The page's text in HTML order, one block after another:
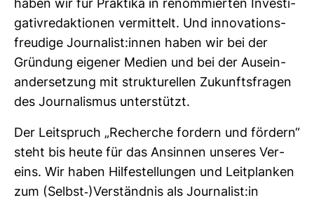
haben wir für Prak­tika in renom­mierten Inves­ti­
ga­tiv­re­dak­tionen ver­mit­telt. Und inno­va­ti­ons­
freu­dige Jour­na­list:innen haben wir bei der
Grün­dung eigener Medien und bei der Aus­ein­
an­der­set­zung mit struk­tu­rellen Zukunfts­fragen
des Jour­na­lismus unter­stützt.
Der Leit­spruch „Recherche for­dern und för­dern“
steht bis heute für das Ansinnen unseres Ver­
eins. Wir haben Hil­fe­stel­lungen und Leit­planken
zum (Selbst-​)Ver­ständnis als Jour­na­list:in